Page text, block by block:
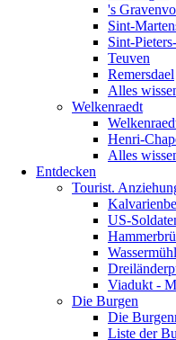
's
Sint-
Sint-
Teuven
Remersdael
Alles
Welkenraedt
Henri-
Alles
Entdecken
Tourist.
US-
Viadukt -
Die Burgen
Die
Liste der